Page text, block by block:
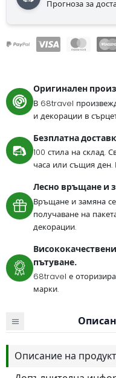
Прогноза за
Оригинален
В 68travel
и декорации в
Безплатна
100 стила на склад.
часа или същия ден.
Лесно връщане и
Връщане и замяна
получаване на
декорации.
пътуване.
68travel е
марки.
Описание на